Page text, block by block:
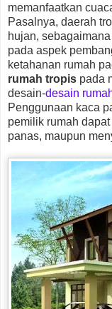
memanfaatkan
Pasalnya, daerah
hujan,
pada aspek
ketahanan rumah
rumah tropis pada
desain-desain
Penggunaan kaca
pemilik rumah
panas, maupun